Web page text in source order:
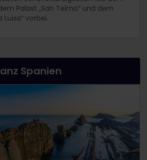
Palast „San Telmo“ und dem
Luisa“ vorbei.
Spanien